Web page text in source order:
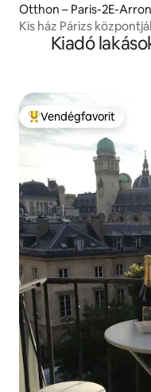
Otthon – Paris-2E-
Kis ház Párizs
Kiadó
Kiemelt vendégfavorit
Vendégfavorit